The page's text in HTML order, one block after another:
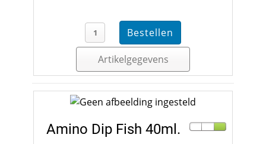
Artikelgegevens
Amino Dip Fish 40ml.